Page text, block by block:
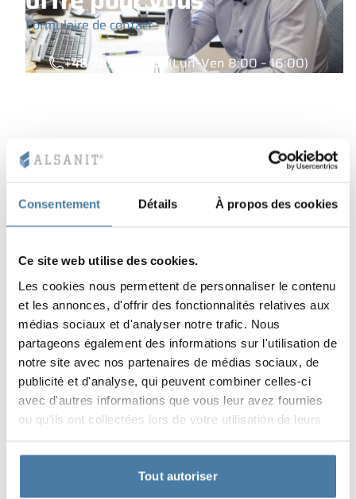
Consentement Détails À propos des cookies
Ce site web utilise des cookies.
Les cookies nous permettent de personnaliser le contenu
et les annonces, d'offrir des fonctionnalités relatives aux
médias sociaux et d'analyser notre trafic. Nous
partageons également des informations sur l'utilisation de
notre site avec nos partenaires de médias sociaux, de
publicité et d'analyse, qui peuvent combiner celles-ci
avec d'autres informations que vous leur avez fournies
ou qu'ils ont collectées lors de votre utilisation de leurs
Tout autoriser
Formulaire de contact
+48 789 777 485 (Lun–Ven 8:00 – 16:00)
PRODUCTBOOK
Télécharger le catalogue
Armoires vestiaires en L
d’ALSANIT